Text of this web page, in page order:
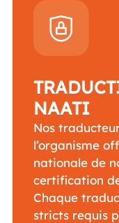
conduire
l’Australie
NAATI
Nos
l’organisme
nationale de
certification
Chaque
stricts requis